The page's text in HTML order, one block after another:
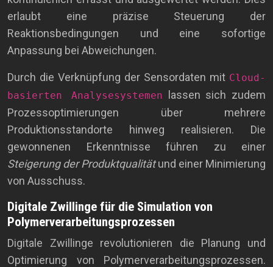
erlaubt eine präzise Steuerung der
Reaktionsbedingungen und eine sofortige
Anpassung bei Abweichungen.
Durch die Verknüpfung der Sensordaten mit Cloud-
basierten Analysesystemen lassen sich zudem
Prozessoptimierungen über mehrere
Produktionsstandorte hinweg realisieren. Die
gewonnenen Erkenntnisse führen zu einer
Steigerung der Produktqualitätund einer Minimierung
von Ausschuss.
Digitale Zwillinge für die Simulation von
Polymerverarbeitungsprozessen
Digitale Zwillinge revolutionieren die Planung und
Optimierung von Polymerverarbeitungsprozessen.